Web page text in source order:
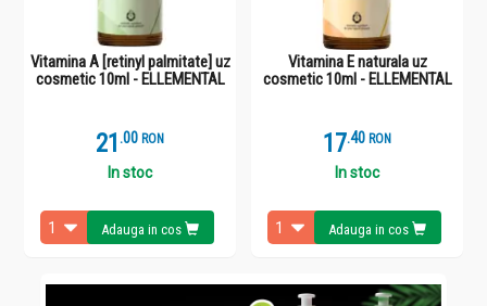
Vitamina A [retinyl palmitate] uz
cosmetic 10ml - ELLEMENTAL
21 .0 RON
In stoc
Adauga in cos
Vitamina E naturala uz
cosmetic 10ml - ELLEMENTAL
17.4 RON
In stoc
Adauga in cos